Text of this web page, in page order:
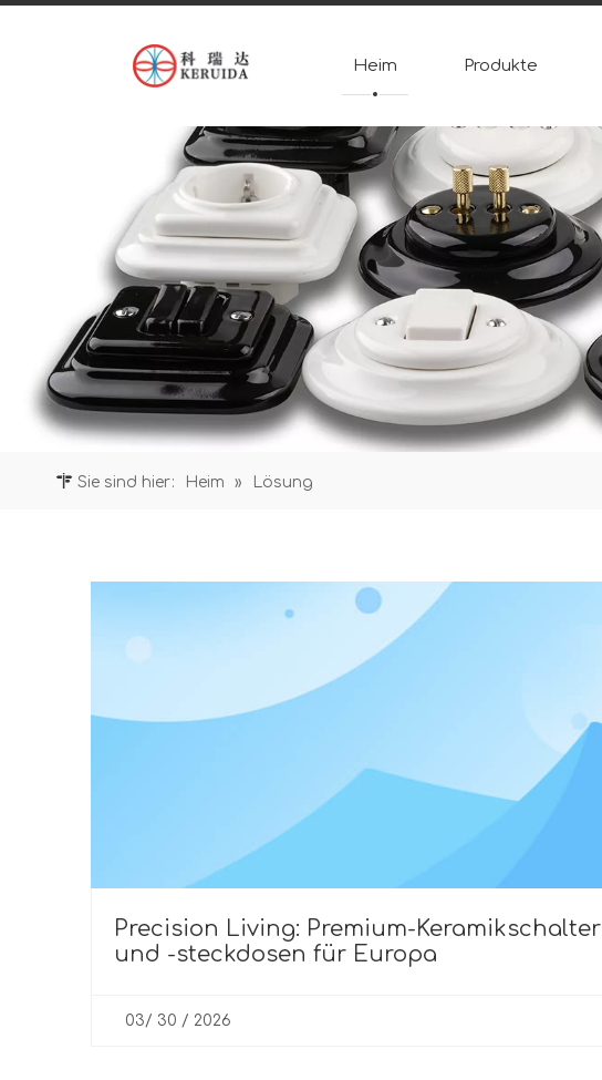
Heim Produkte
Sie sind hier: Heim » Lösung
Precision Living: Premium-Keramikschalter
und -steckdosen für Europa
03/ 30 / 2026